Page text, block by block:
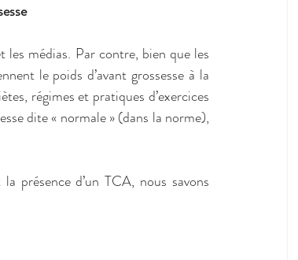
médias. Par contre, bien que les
le poids d’avant grossesse à la
régimes et pratiques d’exercices
dite « normale » (dans la norme),
présence d’un TCA, nous savons